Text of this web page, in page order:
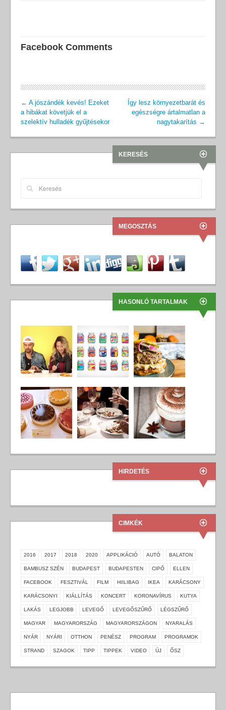
Facebook Comments
← A jószándék kevés! Ezeket
a hibákat követjük el a
szelektív hulladék gyűjtésekor
Így lesz környezetbarát és
egészségre ártalmatlan a
nagytakarítás →
KERESÉS
MEGOSZTÁS
HASONLÓ TARTALMAK
HIRDETÉS
CIMKÉK
2016 2017 2018 2020 APPLIKÁCIÓ AUTÓ BALATON
BAMBUSZ SZÉN BUDAPEST BUDAPESTEN CIPŐ ELLEN
FACEBOOK FESZTIVÁL FILM HIILIBAG IKEA KARÁCSONY
KARÁCSONYI KIÁLLÍTÁS KONCERT KORONAVÍRUS KUTYA
LAKÁS LEGJOBB LEVEGŐ LEVEGŐSZŰRŐ LÉGSZŰRŐ
MAGYAR MAGYARORSZÁG MAGYARORSZÁGON NYARALÁS
NYÁR NYÁRI OTTHON PENÉSZ PROGRAM PROGRAMOK
STRAND SZAGOK TIPP TIPPEK VIDEO ÚJ ŐSZ